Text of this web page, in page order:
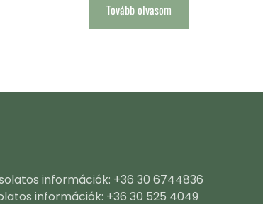
Tovább olvasom
információk: +36 30 6744836
információk: +36 30 525 4049